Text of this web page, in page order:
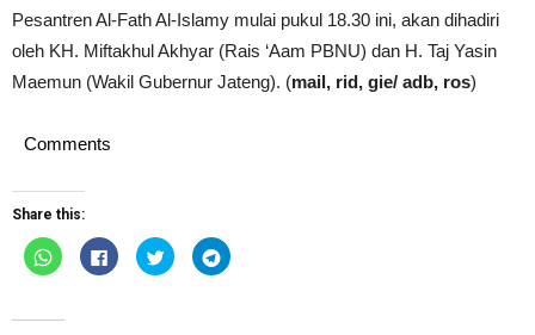
Pesantren Al-Fath Al-Islamy mulai pukul 18.30 ini, akan dihadiri
oleh KH. Miftakhul Akhyar (Rais ‘Aam PBNU) dan H. Taj Yasin
Maemun (Wakil Gubernur Jateng). (mail, rid, gie/ adb, ros)
Comments
Share this:
Click
to
share
(Opens
Click
to
share
Click
to
share
Click
to